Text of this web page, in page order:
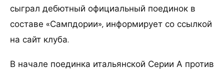
сыграл дебютный официальный поединок в
составе «Сампдории», информирует со ссылкой
на сайт клуба.
В начале поединка итальянской Серии А против